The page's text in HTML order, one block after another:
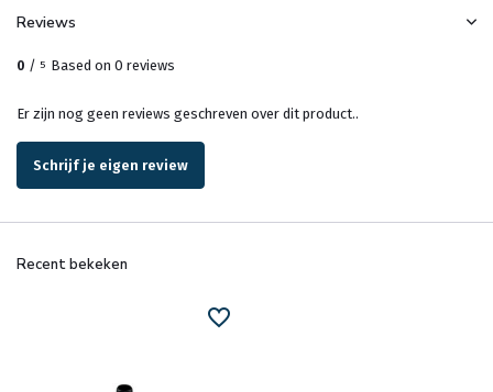
Reviews
0 / 5 Based on 0 reviews
Er zijn nog geen reviews geschreven over dit product..
Schrijf je eigen review
Recent bekeken